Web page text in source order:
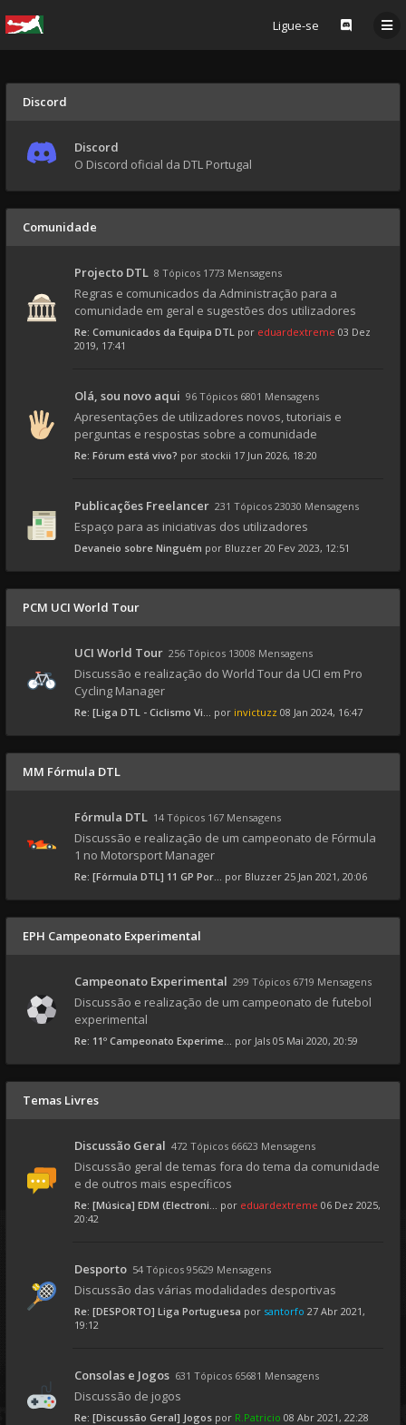
Ligue-se
Discord
Discord
O Discord oficial da DTL Portugal
Comunidade
Projecto DTL 8 Tópicos 1773 Mensagens
Regras e comunicados da Administração para a
comunidade em geral e sugestões dos utilizadores
Re: Comunicados da Equipa DTL por eduardextreme 03 Dez
2019, 17:41
Olá, sou novo aqui 96 Tópicos 6801 Mensagens
Apresentações de utilizadores novos, tutoriais e
perguntas e respostas sobre a comunidade
Re: Fórum está vivo? por stockii 17 Jun 2026, 18:20
Publicações Freelancer 231 Tópicos 23030 Mensagens
Espaço para as iniciativas dos utilizadores
Devaneio sobre Ninguém por Bluzzer 20 Fev 2023, 12:51
PCM UCI World Tour
UCI World Tour 256 Tópicos 13008 Mensagens
Discussão e realização do World Tour da UCI em Pro
Cycling Manager
Re: [Liga DTL - Ciclismo Vi... por invictuzz 08 Jan 2024, 16:47
MM Fórmula DTL
Fórmula DTL 14 Tópicos 167 Mensagens
Discussão e realização de um campeonato de Fórmula
1 no Motorsport Manager
Re: [Fórmula DTL] 11 GP Por... por Bluzzer 25 Jan 2021, 20:06
EPH Campeonato Experimental
Campeonato Experimental 299 Tópicos 6719 Mensagens
Discussão e realização de um campeonato de futebol
experimental
Re: 11º Campeonato Experime... por Jals 05 Mai 2020, 20:59
Temas Livres
Discussão Geral 472 Tópicos 66623 Mensagens
Discussão geral de temas fora do tema da comunidade
e de outros mais específicos
Re: [Música] EDM (Electroni... por eduardextreme 06 Dez 2025,
20:42
Desporto 54 Tópicos 95629 Mensagens
Discussão das várias modalidades desportivas
Re: [DESPORTO] Liga Portuguesa por santorfo 27 Abr 2021,
19:12
Consolas e Jogos 631 Tópicos 65681 Mensagens
Discussão de jogos
Re: [Discussão Geral] Jogos por R.Patricio 08 Abr 2021, 22:28